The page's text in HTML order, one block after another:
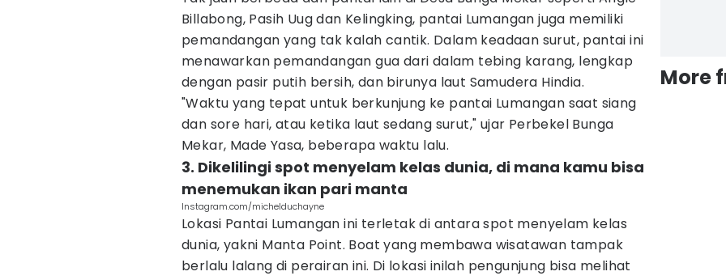
Billabong, Pasih Uug dan Kelingking, pantai Lumangan juga memiliki
pemandangan yang tak kalah cantik. Dalam keadaan surut, pantai ini
menawarkan pemandangan gua dari dalam tebing karang, lengkap
dengan pasir putih bersih, dan birunya laut Samudera Hindia.
"Waktu yang tepat untuk berkunjung ke pantai Lumangan saat siang
dan sore hari, atau ketika laut sedang surut," ujar Perbekel Bunga
Mekar, Made Yasa, beberapa waktu lalu.
3. Dikelilingi spot menyelam kelas dunia, di mana kamu bisa
menemukan ikan pari manta
Instagram.com/michelduchayne
Lokasi Pantai Lumangan ini terletak di antara spot menyelam kelas
dunia, yakni Manta Point. Boat yang membawa wisatawan tampak
berlalu lalang di perairan ini. Di lokasi inilah pengunjung bisa melihat
More